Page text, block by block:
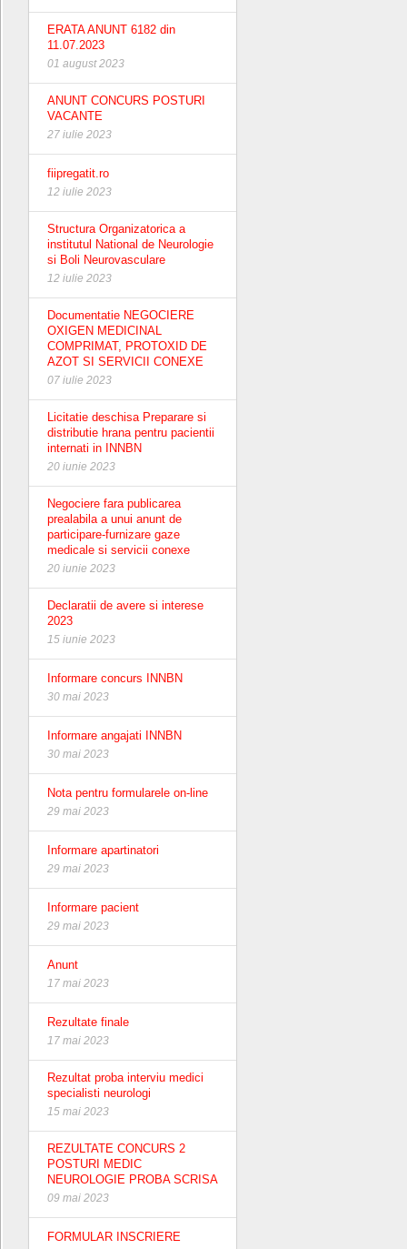
ERATA ANUNT 6182 din
11.07.2023
01 august 2023
ANUNT CONCURS POSTURI
VACANTE
27 iulie 2023
fiipregatit.ro
12 iulie 2023
Structura Organizatorica a
institutul National de Neurologie
si Boli Neurovasculare
12 iulie 2023
Documentatie NEGOCIERE
OXIGEN MEDICINAL
COMPRIMAT, PROTOXID DE
AZOT SI SERVICII CONEXE
07 iulie 2023
Licitatie deschisa Preparare si
distributie hrana pentru pacientii
internati in INNBN
20 iunie 2023
Negociere fara publicarea
prealabila a unui anunt de
participare-furnizare gaze
medicale si servicii conexe
20 iunie 2023
Declaratii de avere si interese
2023
15 iunie 2023
Informare concurs INNBN
30 mai 2023
Informare angajati INNBN
30 mai 2023
Nota pentru formularele on-line
29 mai 2023
Informare apartinatori
29 mai 2023
Informare pacient
29 mai 2023
Anunt
17 mai 2023
Rezultate finale
17 mai 2023
Rezultat proba interviu medici
specialisti neurologi
15 mai 2023
REZULTATE CONCURS 2
POSTURI MEDIC
NEUROLOGIE PROBA SCRISA
09 mai 2023
FORMULAR INSCRIERE